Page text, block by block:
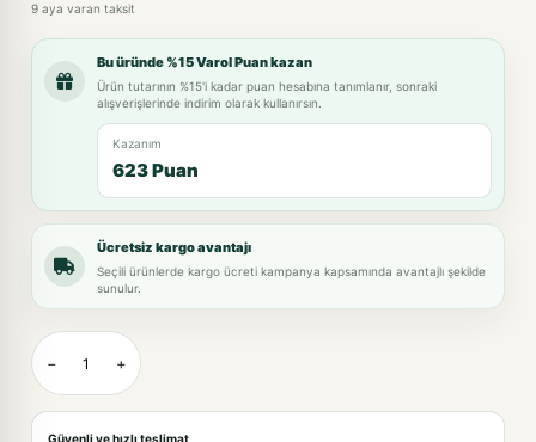
9 aya varan taksit
Bu üründe %15 Varol Puan kazan
Ürün tutarının %15'i kadar puan hesabına tanımlanır, sonraki
alışverişlerinde indirim olarak kullanırsın.
Kazanım
623 Puan
Ücretsiz kargo avantajı
Seçili ürünlerde kargo ücreti kampanya kapsamında avantajlı şekilde
sunulur.
− +
Güvenli ve hızlı teslimat